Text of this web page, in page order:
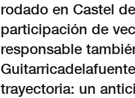
rodado en Castel
participación de
responsable
trayectoria: un